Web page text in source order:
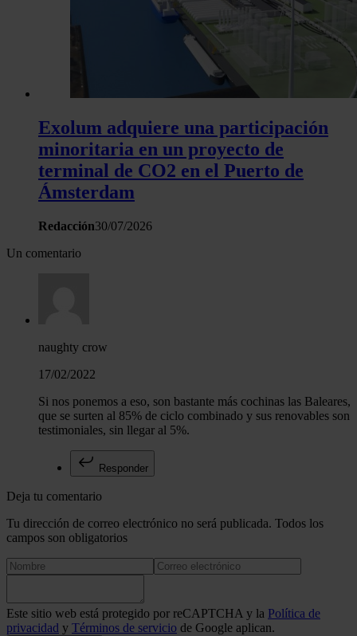
Exolum adquiere una participación
minoritaria en un proyecto de
terminal de CO2 en el Puerto de
Ámsterdam
Redacción30/07/2026
Un comentario
naughty crow
17/02/2022
Si nos ponemos a eso, son bastante más cochinas las Baleares,
que se surten al 85% de ciclo combinado y sus renovables son
testimoniales, sin llegar al 5%.
Responder
Deja tu comentario
Tu dirección de correo electrónico no será publicada. Todos los
campos son obligatorios
Este sitio web está protegido por reCAPTCHA y la Política de
privacidad y Términos de servicio de Google aplican.